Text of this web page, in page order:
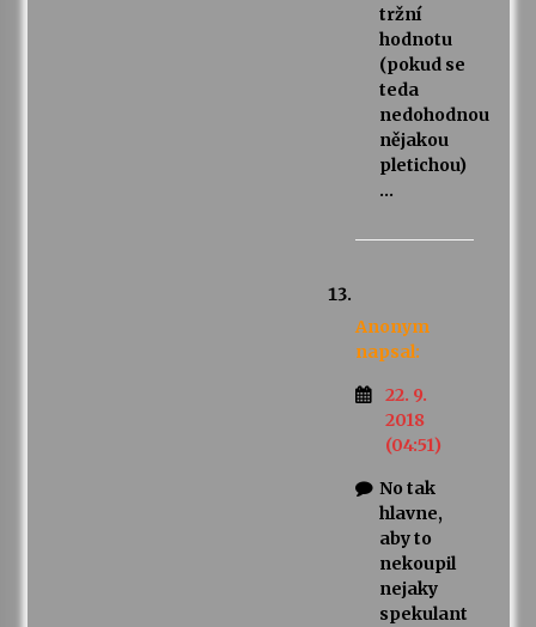
tržní
hodnotu
(pokud se
teda
nedohodnou
nějakou
pletichou)
…
Anonym
napsal:
22. 9.
2018
(04:51)
No tak
hlavne,
aby to
nekoupil
nejaky
spekulant